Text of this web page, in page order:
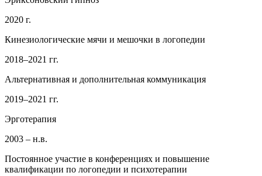
2020 г.
Кинезиологические мячи и мешочки в логопедии
2018–2021 гг.
Альтернативная и дополнительная коммуникация
2019–2021 гг.
Эрготерапия
2003 – н.в.
Постоянное участие в конференциях и повышение
квалификации по логопедии и психотерапии